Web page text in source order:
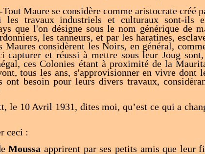
Maure se considère comme aristocrate créé
les travaux industriels et culturaux sont-ils
que l'on désigne sous le nom générique de
les tanneurs, et par les haratines,
Maures considèrent les Noirs, en général,
et réussi à mettre sous leur Joug
ces Colonies étant à proximité de la
tous les ans, s'approvisionner en vivre dont
besoin pour leurs divers travaux,
le 10 Avril 1931, dites moi, qu’est ce qui a
ceci :
Moussa apprirent par ses petits amis que leur